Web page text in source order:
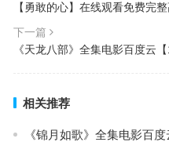
【勇敢的心】在线观看免费完
下一篇
《天龙八部》全集电影百度云
相关推荐
《锦月如歌》全集电影百